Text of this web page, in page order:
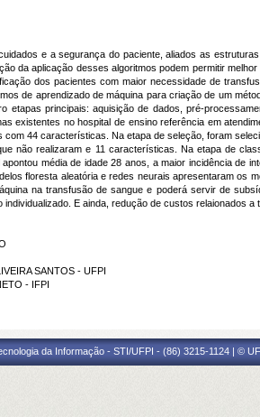
e a segurança do paciente, aliados as
da aplicação desses algoritmos podem permitir
dos pacientes com maior necessidade de
de aprendizado de máquina para criação de um
etapas principais: aquisição de dados, pré-
existentes no hospital de ensino referência em
44 características. Na etapa de seleção, foram
não realizaram e 11 características. Na etapa de
média de idade 28 anos, a maior incidência de
floresta aleatória e redes neurais apresentaram os
na transfusão de sangue e poderá servir de
E ainda, redução de custos relaionados
SANTOS - UFPI
- IFPI
da Informação - STI/UFPI - (86) 3215-1124 | ©